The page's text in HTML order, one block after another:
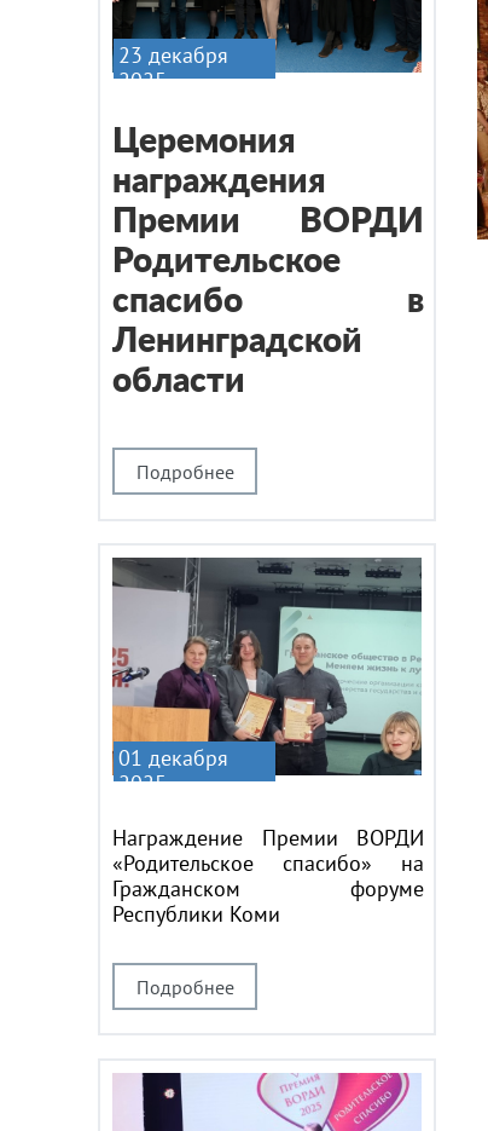
Подробнее
Церемония
награждения
Премии ВОРДИ
Родительское
спасибо в
Ленинградской
области
23 декабря
2025
Подробнее
Награждение Премии ВОРДИ
«Родительское спасибо» на
Гражданском форуме
Республики Коми
01 декабря
2025